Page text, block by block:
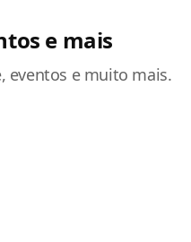
e mais
eventos e muito mais.